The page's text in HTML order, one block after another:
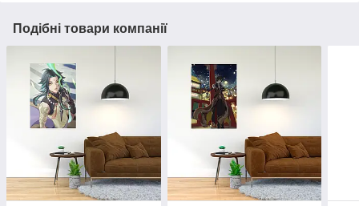
Подібні товари компанії